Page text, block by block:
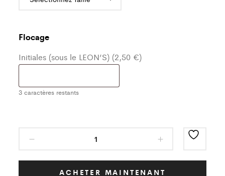
Flocage
Initiales (sous le LEON’S) (2,50 €)
3 caractères restants
survêtement
ClassicACHETER MAINTENANT